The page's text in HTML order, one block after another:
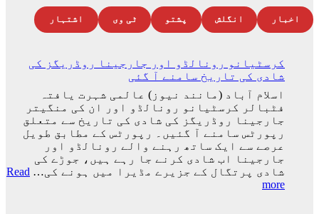
اخبار انگلش پشتو ٹی وی اشتہار
کرسٹیانو رونالڈو اور جارجینا روڈریگز کی
شادی کی تاریخ سامنے آ گئی
اسلام آباد (مانند نیوز) عالمی شہرت یافتہ
فٹبالر کرسٹیانو رونالڈو اور ان کی منگیتر
جارجینا روڈریگز کی شادی کی تاریخ سے متعلق
رپورٹس سامنے آ گئیں۔ رپورٹس کے مطابق طویل
عرصے سے ایک ساتھ رہنے والے رونالڈو اور
جارجینا اب شادی کرنے جا رہے ہیں، جوڑے کی
شادی پرتگال کے جزیرے مڈیرا میں ہونے کی… Read
more
: